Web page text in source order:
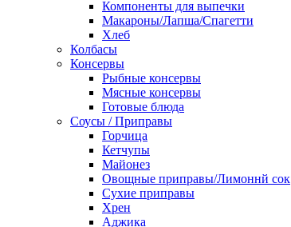
Компоненты для выпечки
Макароны/Лапша/Спагетти
Хлеб
Колбасы
Консервы
Рыбные консервы
Мясные консервы
Готовые блюда
Соусы / Приправы
Горчица
Кетчупы
Майонез
Овощные приправы/Лимоннй сок
Сухие приправы
Хрен
Аджика